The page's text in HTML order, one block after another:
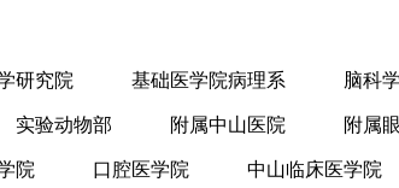
研究院 基础医学院病理系 脑科
实验动物部 附属中山医院 附属
院 口腔医学院 中山临床医学院